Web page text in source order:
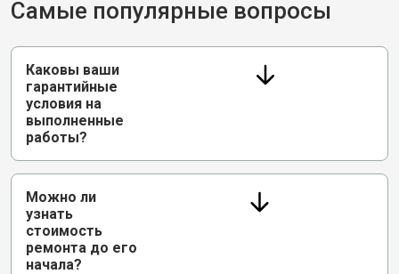
Самые популярные вопросы
Каковы ваши
гарантийные
условия на
выполненные
работы?
Можно ли
узнать
стоимость
ремонта до его
начала?